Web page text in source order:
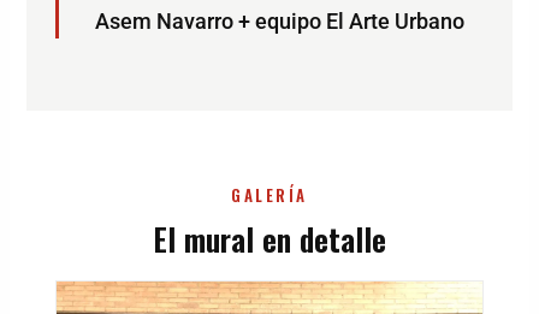
Asem Navarro + equipo El Arte Urbano
GALERÍA
El mural en detalle